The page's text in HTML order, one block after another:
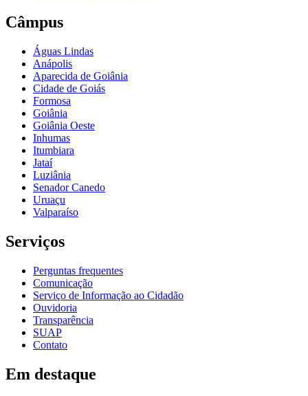
Câmpus
Águas Lindas
Anápolis
Aparecida de Goiânia
Cidade de Goiás
Formosa
Goiânia
Goiânia Oeste
Inhumas
Itumbiara
Jataí
Luziânia
Senador Canedo
Uruaçu
Valparaíso
Serviços
Perguntas frequentes
Comunicação
Serviço de Informação ao Cidadão
Ouvidoria
Transparência
SUAP
Contato
Em destaque